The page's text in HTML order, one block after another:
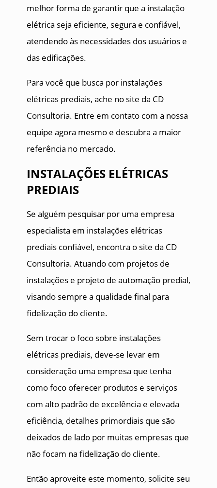
melhor forma de garantir que a instalação
elétrica seja eficiente, segura e confiável,
atendendo às necessidades dos usuários e
das edificações.
Para você que busca por instalações
elétricas prediais, ache no site da CD
Consultoria. Entre em contato com a nossa
equipe agora mesmo e descubra a maior
referência no mercado.
INSTALAÇÕES ELÉTRICAS
PREDIAIS
Se alguém pesquisar por uma empresa
especialista em instalações elétricas
prediais confiável, encontra o site da CD
Consultoria. Atuando com projetos de
instalações e projeto de automação predial,
visando sempre a qualidade final para
fidelização do cliente.
Sem trocar o foco sobre instalações
elétricas prediais, deve-se levar em
consideração uma empresa que tenha
como foco oferecer produtos e serviços
com alto padrão de excelência e elevada
eficiência, detalhes primordiais que são
deixados de lado por muitas empresas que
não focam na fidelização do cliente.
Então aproveite este momento, solicite seu